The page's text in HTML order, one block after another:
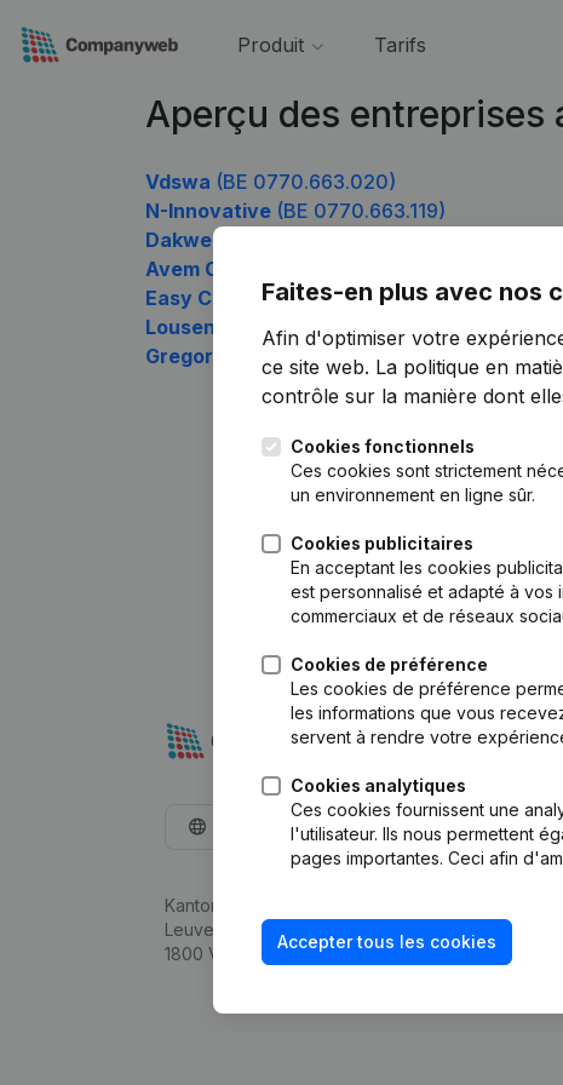
Produit Tarifs
Aperçu des
Vdswa (BE 0770.663.020)
N-Innovative (BE 0770.663.119)
Dakwerken Rik VS
Avem Consulting
Easy Coaching(BE 0770.663.614)
Lousen Consult
(BE 0770.663.812)
Gregori LIZZI
(BE 0770.663.911)
Faites-en plus avec nos
Afin d'optimiser votre
ce site web. La politique en
contrôle sur la manière dont
Cookies fonctionnels
Ces cookies sont strictement
un environnement en ligne sûr.
Cookies publicitaires
En acceptant les cookies
est personnalisé et adapté à vos
commerciaux et de réseaux
Cookies de préférence
Les cookies de préférence
les informations que vous
servent à rendre votre
Cookies analytiques
Ces cookies fournissent une
l'utilisateur. Ils nous permettent
pages importantes. Ceci afin
Accepter tous les cookies
Français
Kantorenpark Everest
Leuvensesteenweg 248D,
1800 Vilvoorde